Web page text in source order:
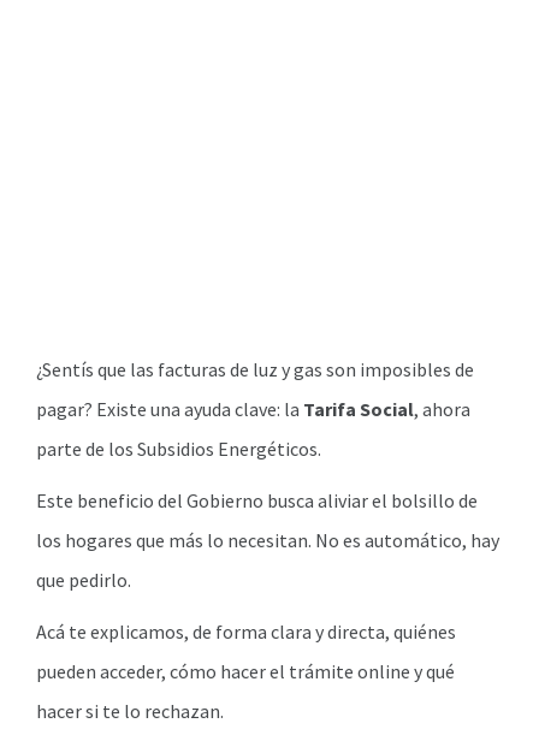
¿Sentís que las facturas de luz y gas son imposibles de
pagar? Existe una ayuda clave: la Tarifa Social, ahora
parte de los Subsidios Energéticos.
Este beneficio del Gobierno busca aliviar el bolsillo de
los hogares que más lo necesitan. No es automático, hay
que pedirlo.
Acá te explicamos, de forma clara y directa, quiénes
pueden acceder, cómo hacer el trámite online y qué
hacer si te lo rechazan.